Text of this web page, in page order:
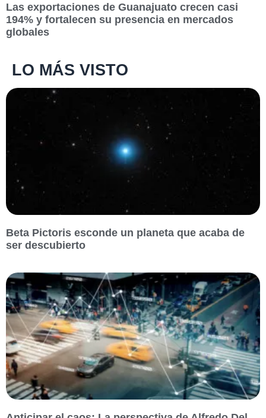
Las exportaciones de Guanajuato crecen casi
194% y fortalecen su presencia en mercados
globales
LO MÁS VISTO
Beta Pictoris esconde un planeta que acaba de
ser descubierto